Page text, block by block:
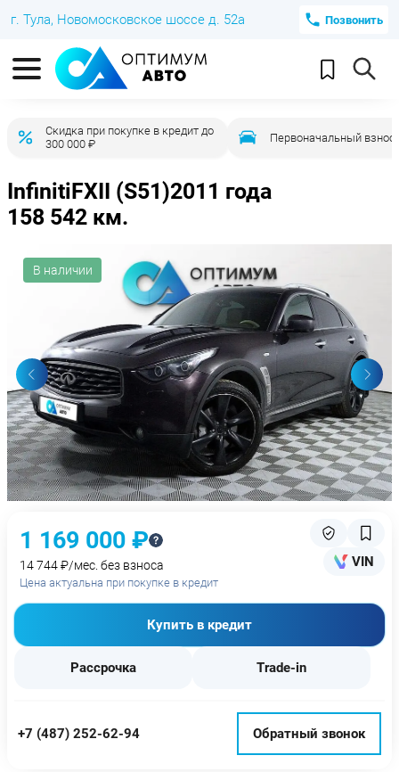
г. Тула, Новомосковское шоссе д. 52а Позвонить
Скидка при покупке в кредит до
300 000 ₽
Первоначальный взнос
InfinitiFXII (S51)2011 года
158 542 км.
В наличии
1 169 000 ₽
14 744 ₽/мес. без взноса
Цена актуальна при покупке в кредит
VIN
Купить в кредит
Рассрочка Trade-in
+7 (487) 252-62-94 Обратный звонок